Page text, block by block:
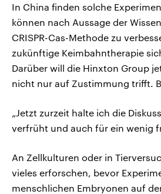
In China finden solche
können nach Aussage der
CRISPR-Cas-Methode zu
zukünftige Keimbahntherapie
Darüber will die Hinxton Group
nicht nur auf Zustimmung trifft.
„Jetzt zurzeit halte ich die
verfrüht und auch für ein wenig
An Zellkulturen oder in
vieles erforschen, bevor
menschlichen Embryonen auf